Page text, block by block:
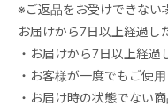
※ご返品をお受けできない
お届けから7日以上経過し
・お届けから7日以上経過
・お客様が一度でもご使
・お届け時の状態でない